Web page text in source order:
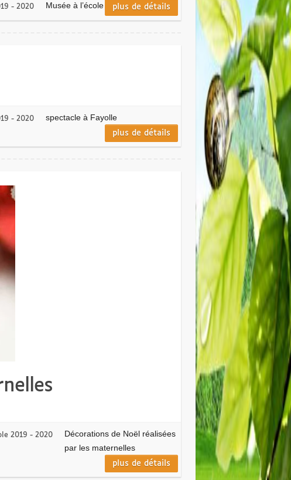
- 2020 Musée à l’école plus de détails
- 2020 spectacle à Fayolle
plus de détails
2019 - 2020
Décorations de Noël réalisées
par les maternelles
plus de détails